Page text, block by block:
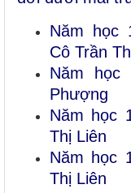
Năm học
Cô Trần
Năm học
Phượng
Năm học
Thị Liên
Năm học
Thị Liên